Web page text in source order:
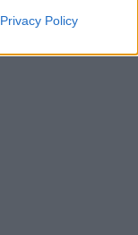
Privacy Policy